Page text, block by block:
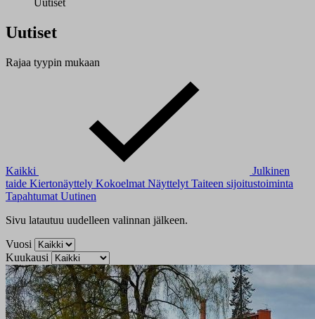
Uutiset
Uutiset
Rajaa tyypin mukaan
Kaikki
Julkinen
taide Kiertonäyttely Kokoelmat Näyttelyt Taiteen sijoitustoiminta
Tapahtumat Uutinen
Sivu latautuu uudelleen valinnan jälkeen.
Vuosi
Kuukausi